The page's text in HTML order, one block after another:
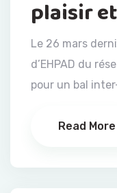
plaisir
Le 26 mars
d’EHPAD du
pour un bal
Read More